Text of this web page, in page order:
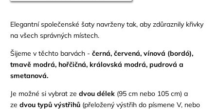
Elegantní společenské šaty navrženy tak, aby zdůraznily křivky
na všech správných místech.
Šijeme v těchto barvách - černá, červená, vínová (bordó),
tmavě modrá, hořčičná, královská modrá, pudrová a
smetanová.
Je možné si vybrat ze dvou délek (95 cm nebo 105 cm) a
ze dvou typů výstřihů (přeložený výstřih do písmene V, nebo